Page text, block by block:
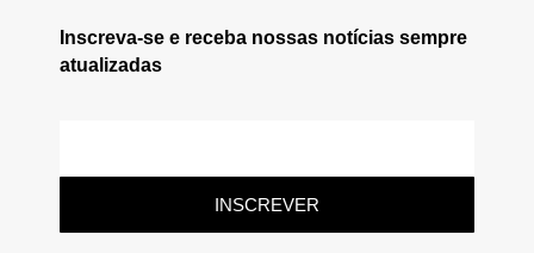
Inscreva-se e receba nossas notícias sempre
atualizadas
INSCREVER